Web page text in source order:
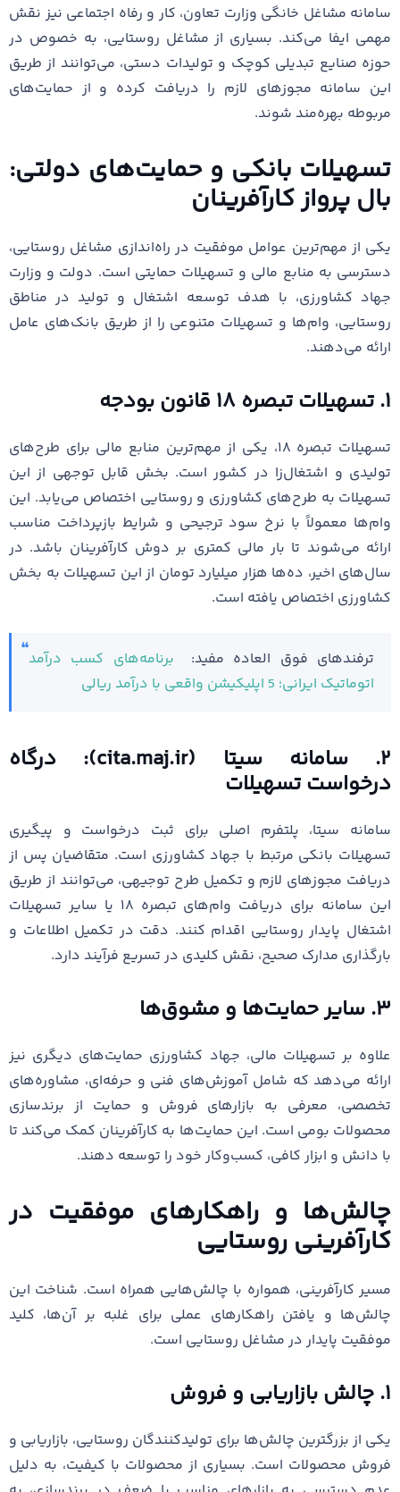
سامانه مشاغل خانگی وزارت تعاون، کار و رفاه اجتماعی نیز نقش
مهمی ایفا می‌کند. بسیاری از مشاغل روستایی، به خصوص در
حوزه صنایع تبدیلی کوچک و تولیدات دستی، می‌توانند از طریق
این سامانه مجوزهای لازم را دریافت کرده و از حمایت‌های
مربوطه بهره‌مند شوند.
تسهیلات بانکی و حمایت‌های دولتی:
بال پرواز کارآفرینان
یکی از مهم‌ترین عوامل موفقیت در راه‌اندازی مشاغل روستایی،
دسترسی به منابع مالی و تسهیلات حمایتی است. دولت و وزارت
جهاد کشاورزی، با هدف توسعه اشتغال و تولید در مناطق
روستایی، وام‌ها و تسهیلات متنوعی را از طریق بانک‌های عامل
ارائه می‌دهند.
۱. تسهیلات تبصره ۱۸ قانون بودجه
تسهیلات تبصره ۱۸، یکی از مهم‌ترین منابع مالی برای طرح‌های
تولیدی و اشتغال‌زا در کشور است. بخش قابل توجهی از این
تسهیلات به طرح‌های کشاورزی و روستایی اختصاص می‌یابد. این
وام‌ها معمولاً با نرخ سود ترجیحی و شرایط بازپرداخت مناسب
ارائه می‌شوند تا بار مالی کمتری بر دوش کارآفرینان باشد. در
سال‌های اخیر، ده‌ها هزار میلیارد تومان از این تسهیلات به بخش
کشاورزی اختصاص یافته است.
ترفندهای فوق العاده مفید:
برنامه‌های کسب درآمد
اتوماتیک ایرانی؛ 5 اپلیکیشن واقعی با درآمد ریالی
۲. سامانه سیتا (cita.maj.ir): درگاه
درخواست تسهیلات
سامانه سیتا، پلتفرم اصلی برای ثبت درخواست و پیگیری
تسهیلات بانکی مرتبط با جهاد کشاورزی است. متقاضیان پس از
دریافت مجوزهای لازم و تکمیل طرح توجیهی، می‌توانند از طریق
این سامانه برای دریافت وام‌های تبصره ۱۸ یا سایر تسهیلات
اشتغال پایدار روستایی اقدام کنند. دقت در تکمیل اطلاعات و
بارگذاری مدارک صحیح، نقش کلیدی در تسریع فرآیند دارد.
۳. سایر حمایت‌ها و مشوق‌ها
علاوه بر تسهیلات مالی، جهاد کشاورزی حمایت‌های دیگری نیز
ارائه می‌دهد که شامل آموزش‌های فنی و حرفه‌ای، مشاوره‌های
تخصصی، معرفی به بازارهای فروش و حمایت از برندسازی
محصولات بومی است. این حمایت‌ها به کارآفرینان کمک می‌کند تا
با دانش و ابزار کافی، کسب‌وکار خود را توسعه دهند.
چالش‌ها و راهکارهای موفقیت در
کارآفرینی روستایی
مسیر کارآفرینی، همواره با چالش‌هایی همراه است. شناخت این
چالش‌ها و یافتن راهکارهای عملی برای غلبه بر آن‌ها، کلید
موفقیت پایدار در مشاغل روستایی است.
۱. چالش بازاریابی و فروش
یکی از بزرگترین چالش‌ها برای تولیدکنندگان روستایی، بازاریابی و
فروش محصولات است. بسیاری از محصولات با کیفیت، به دلیل